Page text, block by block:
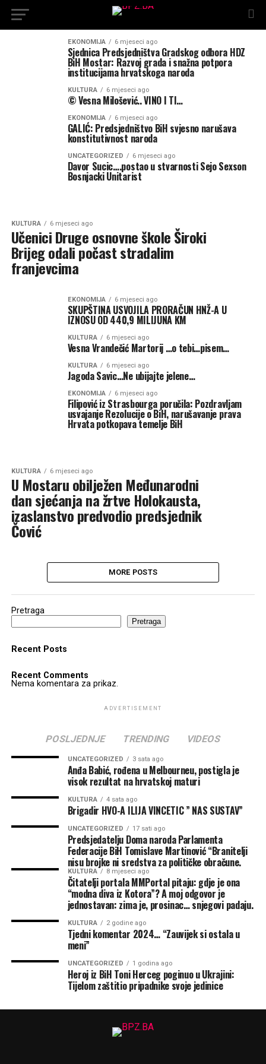
EKONOMIJA 6 mjeseci ago
Sjednica Predsjedništva Gradskog odbora HDZ
BiH Mostar: Razvoj grada i snažna potpora
institucijama hrvatskoga naroda
KULTURA 6 mjeseci ago
© Vesna Milošević.. VINO I TI…
EKONOMIJA 6 mjeseci ago
GALIĆ: Predsjedništvo BiH svjesno narušava
konstitutivnost naroda
UNCATEGORIZED 6 mjeseci ago
Davor Sucic….postao u stvarnosti Sejo Sexson
Bosnjacki Unitarist
KULTURA 6 mjeseci ago
Učenici Druge osnovne škole Široki
Brijeg odali počast stradalim
franjevcima
EKONOMIJA 6 mjeseci ago
SKUPŠTINA USVOJILA PRORAČUN HNŽ-A U
IZNOSU OD 440,9 MILIJUNA KM
KULTURA 6 mjeseci ago
Vesna Vrandečić Martorij …o tebi…pisem…
KULTURA 6 mjeseci ago
Jagoda Savic…Ne ubijajte jelene…
EKONOMIJA 6 mjeseci ago
Filipović iz Strasbourga poručila: Pozdravljam
usvajanje Rezolucije o BiH, narušavanje prava
Hrvata potkopava temelje BiH
KULTURA 6 mjeseci ago
U Mostaru obilježen Međunarodni
dan sjećanja na žrtve Holokausta,
izaslanstvo predvodio predsjednik
Čović
MORE POSTS
Pretraga
Pretraga
Recent Posts
Recent Comments
Nema komentara za prikaz.
ADVERTISEMENT
POSLJEDNJE TRENDING VIDEOS
UNCATEGORIZED 3 sata ago
Anđa Babić, rođena u Melbourneu, postigla je
visok rezultat na hrvatskoj maturi
KULTURA 4 sata ago
Brigadir HVO-A ILIJA VINCETIC ” NAS SUSTAV”
UNCATEGORIZED 17 sati ago
Predsjedatelju Doma naroda Parlamenta
Federacije BiH Tomislave Martinović “Branitelji
nisu brojke ni sredstva za političke obračune.
KULTURA 8 mjeseci ago
Čitatelji portala MMPortal pitaju: gdje je ona
“modna diva iz Kotora”? A moj odgovor je
jednostavan: zima je, prosinac… snjegovi padaju.
KULTURA 2 godine ago
Tjedni komentar 2024… “Zauvijek si ostala u
meni”
UNCATEGORIZED 1 godina ago
Heroj iz BiH Toni Herceg poginuo u Ukrajini:
Tijelom zaštitio pripadnike svoje jedinice